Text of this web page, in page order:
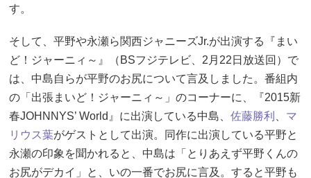
す。
そして、平野や永瀬ら関西ジャニーズJr.が出演する『まい
ど！ジャーニィ～』（BSフジテレビ、2月22日放送回）で
は、中島自らが平野のお尻について言及しました。番組内
の「出張まいど！ジャーニィ～」のコーナーに、『2015新
春JOHNNYS’ World』に出演している中島、 佐藤勝利
マ
リウス葉がゲストとして出演。同作に出演している平野と
永瀬の印象を聞かれると、中島は「とりあえず平野くんの
お尻がデカイ」と、いの一番でお尻に言及。すると平野も